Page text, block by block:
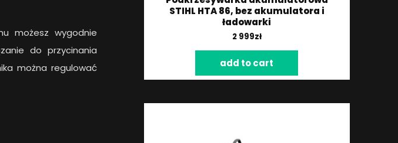
możesz wygodnie
do przycinania
można regulować
STIHL HTA 86, bez akumulatora i
ładowarki
2 999zł
add to cart